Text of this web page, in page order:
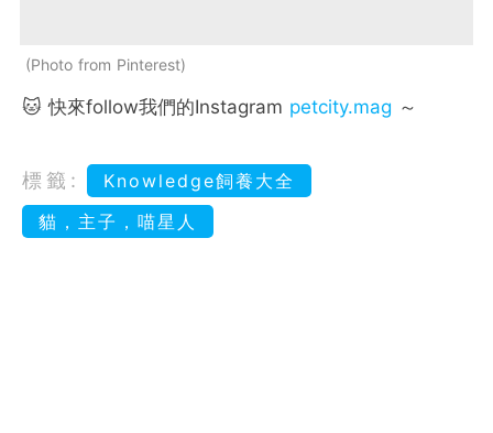
Photo from Pinterest
🐱 快來follow我們的Instagram petcity.mag ～
標籤:
Knowledge飼養大全
貓，主子，喵星人